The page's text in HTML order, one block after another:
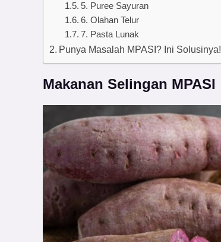
5. Puree Sayuran
6. Olahan Telur
7. Pasta Lunak
Punya Masalah MPASI? Ini Solusinya!
Makanan Selingan MPASI